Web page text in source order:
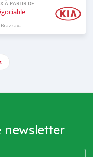
À PARTIR DE
Brazzaville
newsletter